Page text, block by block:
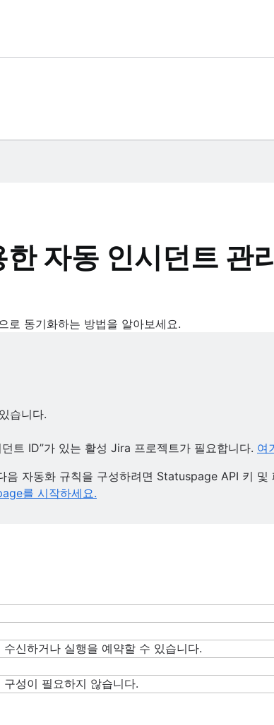
자동 인시던트 관
업가로 애자일 방법론을 활용한 제품 및 팀 구축 부문에
이자 교육자이기도 합니다. 여가 시간에는 인디 게임 개발 모
동기화하는 방법을 알아보세요.
습니다.
트 ID”가 있는 활성 Jira 프로젝트가 필요합니다. 여
자동화 규칙을 구성하려면 Statuspage API 키 및
를 시작하세요.